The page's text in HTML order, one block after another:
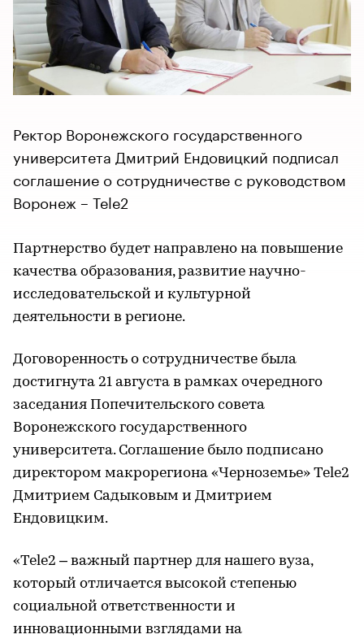
Ректор Воронежского государственного
университета Дмитрий Ендовицкий подписал
соглашение о сотрудничестве с руководством
Воронеж – Tele2
Партнерство будет направлено на повышение
качества образования, развитие научно-
исследовательской и культурной
деятельности в регионе.
Договоренность о сотрудничестве была
достигнута 21 августа в рамках очередного
заседания Попечительского совета
Воронежского государственного
университета. Соглашение было подписано
директором макрорегиона «Черноземье» Tele2
Дмитрием Садыковым и Дмитрием
Ендовицким.
«Tele2 – важный партнер для нашего вуза,
который отличается высокой степенью
социальной ответственности и
инновационными взглядами на